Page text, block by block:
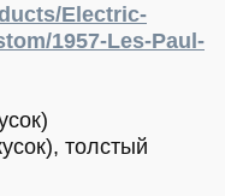
Electric-
1957-Les-Paul-
толстый